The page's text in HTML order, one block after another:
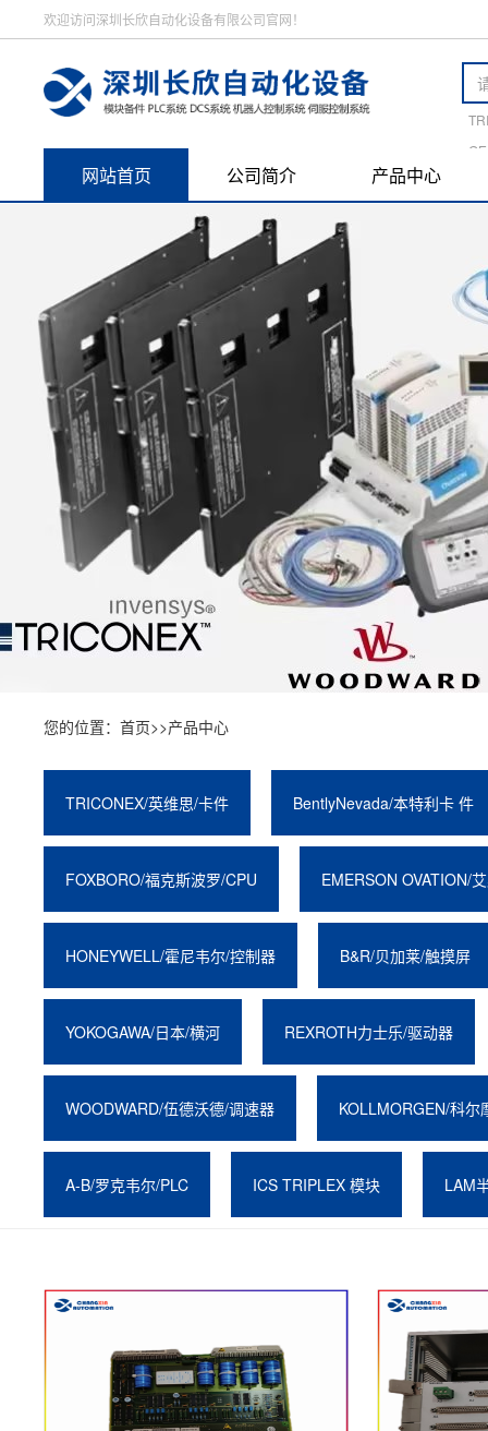
欢迎访问深圳长欣自动化设备有限公司官网！
网站首页 公司简介 产品中心
您的位置： 首页>>产品中心
TRICONEX/英维思/卡件 BentlyNevada/本特利卡 件
FOXBORO/福克斯波罗/CPU EMERSON OVATION/
HONEYWELL/霍尼韦尔/控制器 B&R/贝加莱/触摸屏
YOKOGAWA/日本/横河 REXROTH力士乐/驱动器
WOODWARD/伍德沃德/调速器 KOLLMORGEN/科尔
A-B/罗克韦尔/PLC ICS TRIPLEX 模块 LAM